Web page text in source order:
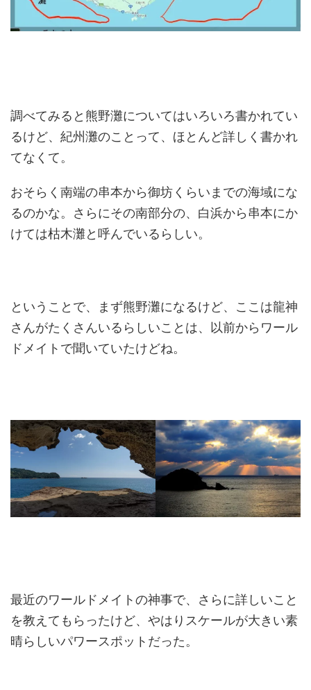
調べてみると熊野灘についてはいろいろ書かれてい
るけど、紀州灘のことって、ほとんど詳しく書かれ
てなくて。
おそらく南端の串本から御坊くらいまでの海域にな
るのかな。さらにその南部分の、白浜から串本にか
けては枯木灘と呼んでいるらしい。
ということで、まず熊野灘になるけど、ここは龍神
さんがたくさんいるらしいことは、以前からワール
ドメイトで聞いていたけどね。
最近のワールドメイトの神事で、さらに詳しいこと
を教えてもらったけど、やはりスケールが大きい素
晴らしいパワースポットだった。